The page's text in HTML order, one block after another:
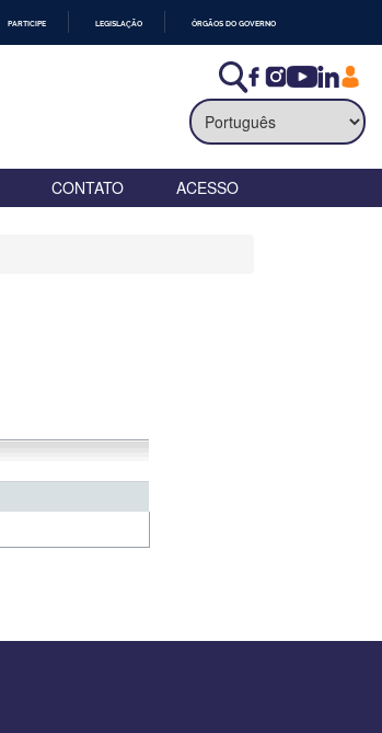
PARTICIPE LEGISLAÇÃO ÓRGÃOS DO GOVERNO
CONTATO ACESSO